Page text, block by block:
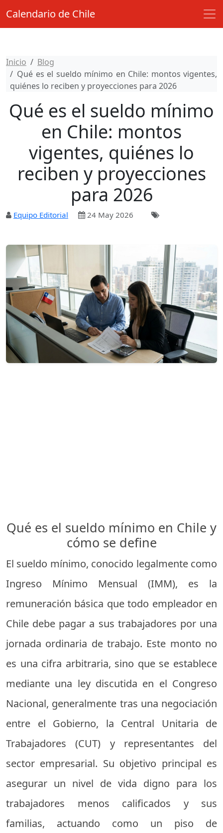
Calendario de Chile
Inicio
Blog
Qué es el sueldo mínimo en Chile: montos vigentes,
quiénes lo reciben y proyecciones para 2026
Qué es el sueldo mínimo
en Chile: montos
vigentes, quiénes lo
reciben y proyecciones
para 2026
Equipo Editorial 24 May 2026
Qué es el sueldo mínimo en Chile y
cómo se define
El sueldo mínimo, conocido legalmente como
Ingreso Mínimo Mensual (IMM), es la
remuneración básica que todo empleador en
Chile debe pagar a sus trabajadores por una
jornada ordinaria de trabajo. Este monto no
es una cifra arbitraria, sino que se establece
mediante una ley discutida en el Congreso
Nacional, generalmente tras una negociación
entre el Gobierno, la Central Unitaria de
Trabajadores (CUT) y representantes del
sector empresarial. Su objetivo principal es
asegurar un nivel de vida digno para los
trabajadores menos calificados y sus
familias, actuando como un piso de